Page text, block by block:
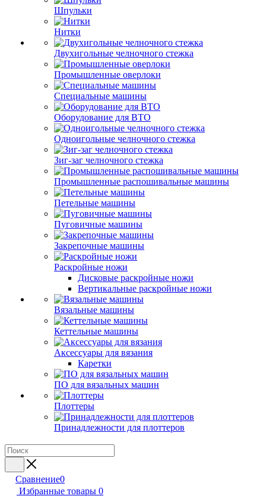
Шпульки
Нитки
Двухигольные челночного стежка
Промышленные оверлоки
Специальные машины
Оборудование для ВТО
Одноигольные челночного стежка
Зиг-заг челночного стежка
Промышленные распошивальные машины
Петельные машины
Пуговичные машины
Закрепочные машины
Раскройные ножи
Дисковые раскройные ножи
Вертикальные раскройные ножи
Вязальные машины
Кеттельные машины
Аксессуары для вязания
Каретки
ПО для вязальных машин
Плоттеры
Принадлежности для плоттеров
Сравнение0
Избранные товары 0